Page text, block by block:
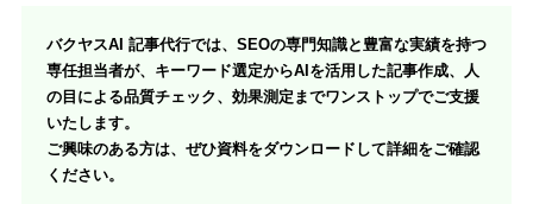
バクヤスAI 記事代行では、SEOの専門知識と豊富な実績を持つ
専任担当者が、キーワード選定からAIを活用した記事作成、人
の目による品質チェック、効果測定までワンストップでご支援
いたします。
ご興味のある方は、ぜひ資料をダウンロードして詳細をご確認
ください。